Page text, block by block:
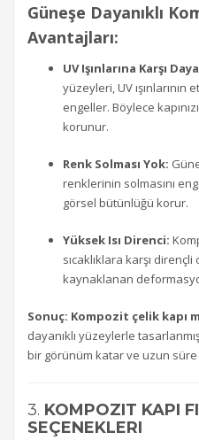
Güneşe Dayanıklı
Avantajları:
UV Işınlarına Karşı
yüzeyleri, UV
engeller. Böylece
korunur.
Renk Solması Yok:
renklerinin solmasını
görsel bütünlüğü korur.
Yüksek Isı Direnci:
sıcaklıklara karşı dirençli
kaynaklanan
Sonuç: Kompozit çelik kapı
dayanıklı yüzeylerle
bir görünüm katar ve uzun süre
3. KOMPOZIT KAPI
SEÇENEKLERI